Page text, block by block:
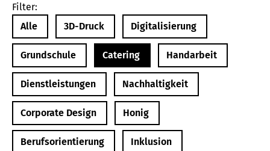
Filter:
Alle
3D-Druck Digitalisierung
Grundschule Catering Handarbeit
Dienstleistungen Nachhaltigkeit
Corporate Design Honig
Berufsorientierung Inklusion